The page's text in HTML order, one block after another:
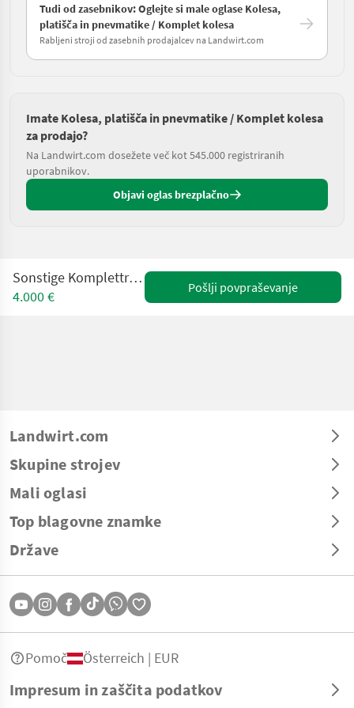
Tudi od zasebnikov: Oglejte si male oglase Kolesa,
platišča in pnevmatike / Komplet kolesa
Rabljeni stroji od zasebnih prodajalcev na Landwirt.com
Imate Kolesa, platišča in pnevmatike / Komplet kolesa
za prodajo?
Na Landwirt.com dosežete več kot 545.000 registriranih
uporabnikov.
Objavi oglas brezplačno
Sonstige Kompletträder VF 600/60 R30
4.000 €
Pošlji povpraševanje
Landwirt.com
Skupine strojev
Mali oglasi
Top blagovne znamke
Države
Impresum in zaščita podatkov
Pomoč Österreich | EUR